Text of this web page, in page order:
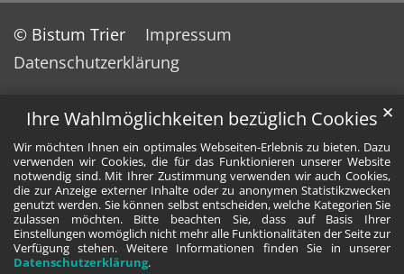
Ihre Wahlmöglichkeiten bezüglich Cookies
Wir möchten Ihnen ein optimales Webseiten-Erlebnis zu bieten. Dazu
verwenden wir Cookies, die für das Funktionieren unserer Website
notwendig sind. Mit Ihrer Zustimmung verwenden wir auch Cookies,
die zur Anzeige externer Inhalte oder zu anonymen Statistikzwecken
genutzt werden. Sie können selbst entscheiden, welche Kategorien Sie
zulassen möchten. Bitte beachten Sie, dass auf Basis Ihrer
Einstellungen womöglich nicht mehr alle Funktionalitäten der Seite zur
Verfügung stehen. Weitere Informationen finden Sie in unserer
Datenschutzerklärung.
✕
© Bistum Trier
Impressum
Datenschutzerklärung